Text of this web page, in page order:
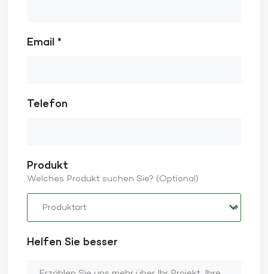
Email *
Telefon
Produkt
Welches Produkt suchen Sie? (Optional)
Helfen Sie besser